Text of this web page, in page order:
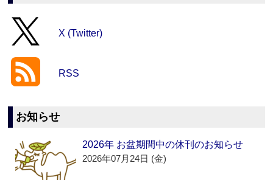
X (Twitter)
RSS
お知らせ
2026年 お盆期間中の休刊のお知らせ
2026年07月24日 (金)